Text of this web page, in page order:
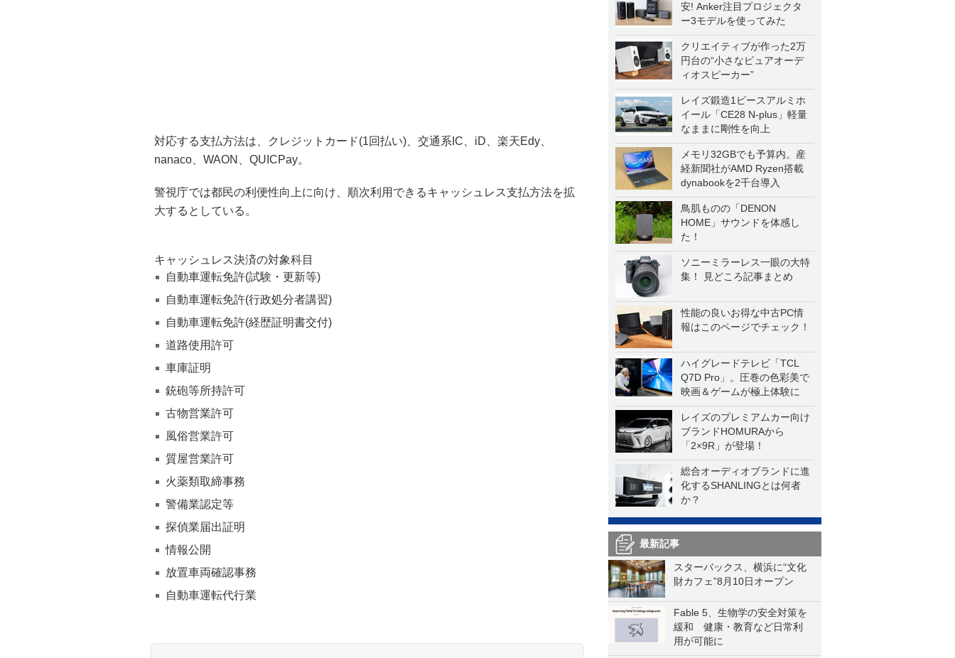
安! Anker注目プロジェクタ
ー3モデルを使ってみた
クリエイティブが作った2万
円台の“小さなピュアオーデ
ィオスピーカー”
レイズ鍛造1ピースアルミホ
イール「CE28 N-plus」軽量
なままに剛性を向上
メモリ32GBでも予算内。産
経新聞社がAMD Ryzen搭載
dynabookを2千台導入
鳥肌ものの「DENON
HOME」サウンドを体感し
た！
ソニーミラーレス一眼の大特
集！ 見どころ記事まとめ
性能の良いお得な中古PC情
報はこのページでチェック！
ハイグレードテレビ「TCL
Q7D Pro」。圧巻の色彩美で
映画＆ゲームが極上体験に
レイズのプレミアムカー向け
ブランドHOMURAから
「2×9R」が登場！
総合オーディオブランドに進
化するSHANLINGとは何者
か？
最新記事
スターバックス、横浜に“文化
財カフェ”8月10日オープン
Fable 5、生物学の安全対策を
緩和 健康・教育など日常利
用が可能に
対応する支払方法は、クレジットカード(1回払い)、交通系IC、iD、楽天Edy、
nanaco、WAON、QUICPay。
警視庁では都民の利便性向上に向け、順次利用できるキャッシュレス支払方法を拡
大するとしている。
キャッシュレス決済の対象科目
自動車運転免許(試験・更新等)
自動車運転免許(行政処分者講習)
自動車運転免許(経歴証明書交付)
道路使用許可
車庫証明
銃砲等所持許可
古物営業許可
風俗営業許可
質屋営業許可
火薬類取締事務
警備業認定等
探偵業届出証明
情報公開
放置車両確認事務
自動車運転代行業